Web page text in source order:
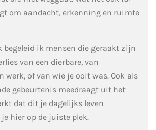
om aandacht, erkenning en ruimte
ik mensen die geraakt zijn
van een dierbare, van
werk, of van wie je ooit was. Ook als
gebeurtenis meedraagt uit het
dat dit je dagelijks leven
hier op de juiste plek.